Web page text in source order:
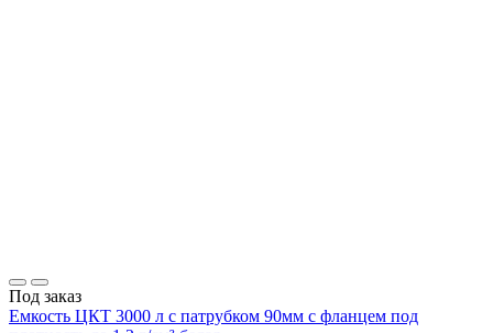
Под заказ
Емкость ЦКТ 3000 л с патрубком 90мм с фланцем под